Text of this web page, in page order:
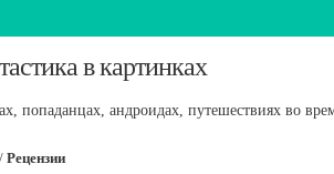
в картинках
попаданцах, андроидах, путешествиях во
Рецензии